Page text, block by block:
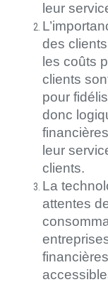
leur
des
les coûts
clients
pour
donc
leur
clients.
La
attentes